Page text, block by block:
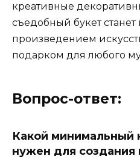
креативные
съедобный букет
произведением
подарком для любого
Вопрос-ответ:
Какой минимальный
нужен для создания